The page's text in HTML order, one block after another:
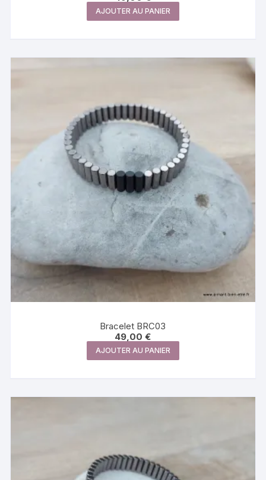
AJOUTER AU PANIER
Bracelet BRC03
49,00€
AJOUTER AU PANIER